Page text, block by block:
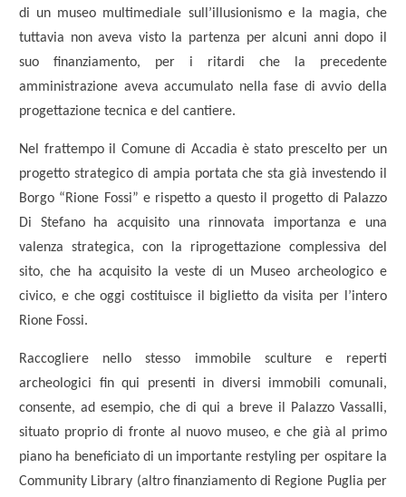
di un museo multimediale sull’illusionismo e la magia, che
tuttavia non aveva visto la partenza per alcuni anni dopo il
suo finanziamento, per i ritardi che la precedente
amministrazione aveva accumulato nella fase di avvio della
progettazione tecnica e del cantiere.
Nel frattempo il Comune di Accadia è stato prescelto per un
progetto strategico di ampia portata che sta già investendo il
Borgo “Rione Fossi” e rispetto a questo il progetto di Palazzo
Di Stefano ha acquisito una rinnovata importanza e una
valenza strategica, con la riprogettazione complessiva del
sito, che ha acquisito la veste di un Museo archeologico e
civico, e che oggi costituisce il biglietto da visita per l’intero
Rione Fossi.
Raccogliere nello stesso immobile sculture e reperti
archeologici fin qui presenti in diversi immobili comunali,
consente, ad esempio, che di qui a breve il Palazzo Vassalli,
situato proprio di fronte al nuovo museo, e che già al primo
piano ha beneficiato di un importante restyling per ospitare la
Community Library (altro finanziamento di Regione Puglia per